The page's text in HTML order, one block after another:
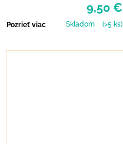
9,50 €
Pozrieť viac Skladom (>5 ks)